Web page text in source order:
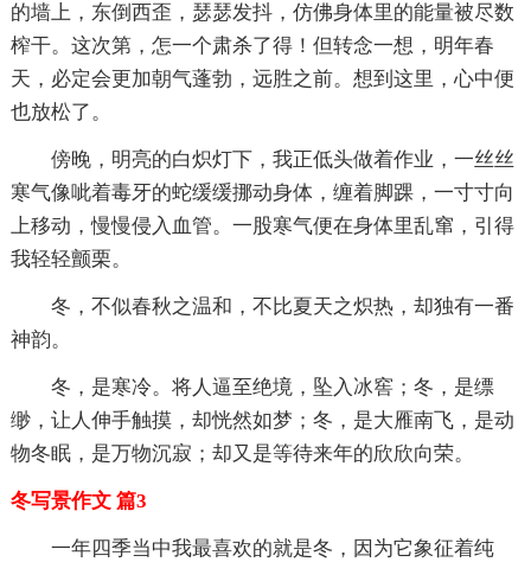
的墙上，东倒西歪，瑟瑟发抖，仿佛身体里的能量被尽数
榨干。这次第，怎一个肃杀了得！但转念一想，明年春
天，必定会更加朝气蓬勃，远胜之前。想到这里，心中便
也放松了。
傍晚，明亮的白炽灯下，我正低头做着作业，一丝丝
寒气像呲着毒牙的蛇缓缓挪动身体，缠着脚踝，一寸寸向
上移动，慢慢侵入血管。一股寒气便在身体里乱窜，引得
我轻轻颤栗。
冬，不似春秋之温和，不比夏天之炽热，却独有一番
神韵。
冬，是寒冷。将人逼至绝境，坠入冰窖；冬，是缥
缈，让人伸手触摸，却恍然如梦；冬，是大雁南飞，是动
物冬眠，是万物沉寂；却又是等待来年的欣欣向荣。
冬写景作文 篇3
一年四季当中我最喜欢的就是冬，因为它象征着纯